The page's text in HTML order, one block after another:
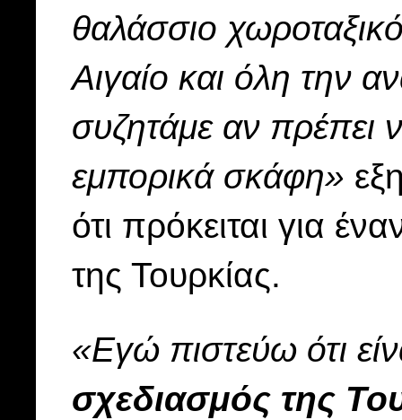
θαλάσσιο
Αιγαίο και όλη την
συζητάμε αν πρέπει
εμπορικά σκάφη»
ότι πρόκειται για
της Τουρκίας.
«Εγώ πιστεύω ότι
σχεδιασμός της